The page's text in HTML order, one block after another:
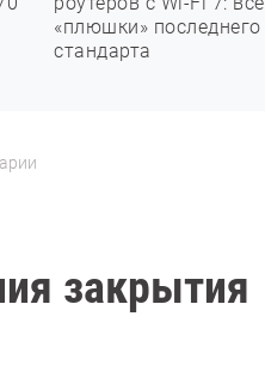
«плюшки» последнего
стандарта
закрытия